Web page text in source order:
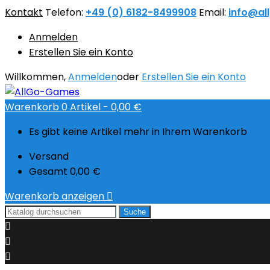
Kontakt Telefon: +49 (0) 6182-8499908 Email:
Anmelden
Erstellen Sie ein Konto
Willkommen,Anmeldenoder Erstellen Sie ein Konto
Warenkorb0Artikel - 0,00 €
Es gibt keine Artikel mehr in Ihrem Warenkorb
Versand
Gesamt 0,00 €
Warenkorb anzeigen 
Suche


